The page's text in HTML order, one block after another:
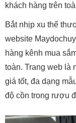
khách hàng trên
Bắt nhịp xu thế
website
hàng kênh mua
toàn. Trang web là
giá tốt, đa dạng
độ cồn trong rượu